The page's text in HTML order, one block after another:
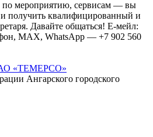
по мероприятию, сервисам — вы
и получить квалифицированный и
Давайте общаться! Е-мейл:
МАХ, WhatsApp — +7 902 560
«ТЕМЕРСО»
Ангарского городского